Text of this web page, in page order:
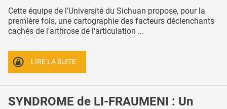
Cette équipe de l’Université du Sichuan propose, pour la
première fois, une cartographie des facteurs déclenchants
cachés de l'arthrose de l'articulation ...
LIRE LA SUITE
SYNDROME de LI-FRAUMENI : Un